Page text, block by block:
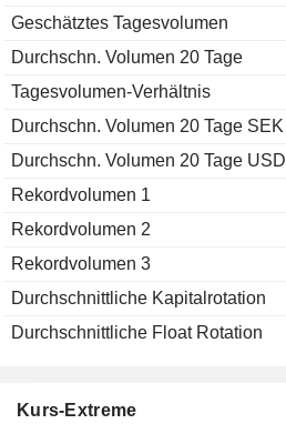
Geschätztes Tagesvolumen
Durchschn. Volumen 20 Tage
Tagesvolumen-Verhältnis
Durchschn. Volumen 20 Tage SEK
Durchschn. Volumen 20 Tage USD
Rekordvolumen 1
Rekordvolumen 2
Rekordvolumen 3
Durchschnittliche Kapitalrotation
Durchschnittliche Float Rotation
Kurs-Extreme